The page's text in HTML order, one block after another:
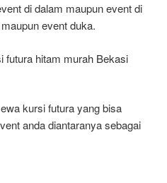
di dalam maupun event di
event duka.
futura hitam murah Bekasi
kursi futura yang bisa
anda diantaranya sebagai